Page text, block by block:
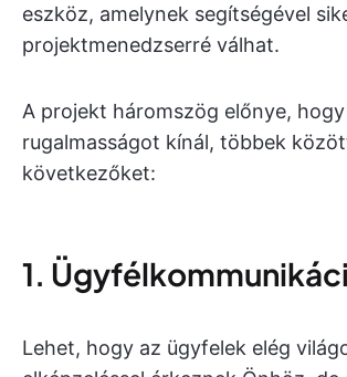
eszköz, amelynek segítségével
projektmenedzserré válhat.
A projekt háromszög előnye, hogy
rugalmasságot kínál, többek
következőket:
1.
Lehet, hogy az ügyfelek elég